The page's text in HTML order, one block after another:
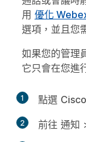
用 優化
選項，並且您
如果您的管理
它只會在您進
1 點選
2 前往 通知